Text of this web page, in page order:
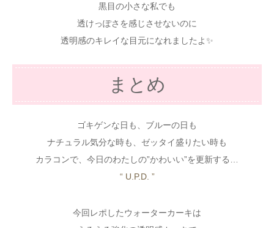
黒目の小さな私でも
透けっぽさを感じさせないのに
透明感のキレイな目元になれましたよ✨
まとめ
ゴキゲンな日も、ブルーの日も
ナチュラル気分な時も、ゼッタイ盛りたい時も
カラコンで、今日のわたしの”かわいい”を更新する…
“ U.P.D. ”
今回レポしたウォーターカーキは